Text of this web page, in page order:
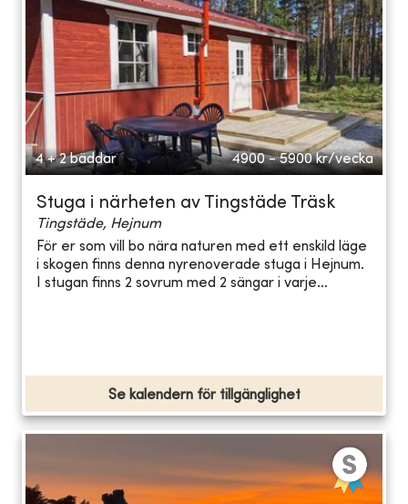
4 + 2 bäddar 4900 - 5900 kr/vecka
Stuga i närheten av Tingstäde Träsk
Tingstäde, Hejnum
För er som vill bo nära naturen med ett enskild läge
i skogen finns denna nyrenoverade stuga i Hejnum.
I stugan finns 2 sovrum med 2 sängar i varje...
Se kalendern för tillgänglighet